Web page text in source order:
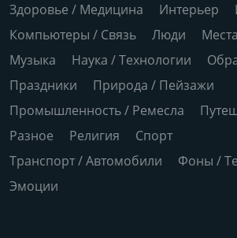
Здоровье / Медицина
Интерьер
Компьютеры / Связь
Люди Места
Музыка
Наука / Технологии
Праздники
Природа / Пейзажи
Промышленность / Ремесла
Разное
Религия
Спорт
Транспорт / Автомобили
Фоны /
Эмоции